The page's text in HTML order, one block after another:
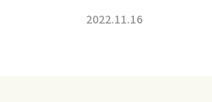
2022.11.16